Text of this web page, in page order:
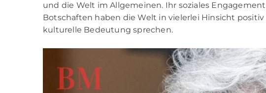
und die Welt im Allgemeinen. Ihr soziales
Botschaften haben die Welt in vielerlei Hinsicht
kulturelle Bedeutung sprechen.